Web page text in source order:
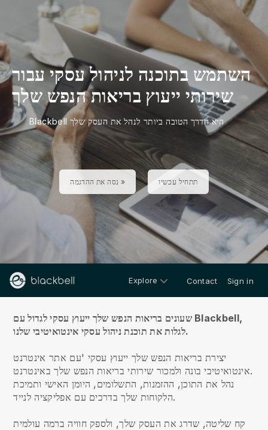
השתמש בתוכנה לניהול עסקי עבור
שירותי ייעוץ בריאות הנפש שלך
Blackbell היא הדרך הטובה ביותר לנהל את העסק שלך
נסה את ההדגמה » תתחיל עכשיו
Explore Contact Sign in
שעונים בריאות הנפש שלך ייעוץ עסקי לגדול עם Blackbell,
לגלות את תוכנת ניהול עסקי אינטואיטיבי שלנו.
יצירת בריאות הנפש שלך ייעוץ עסקי 'עם אתר אינטרנט
אינטואיטיבי בונה ולמכור שירותי בריאות הנפש שלך באינטרנט.
נהל את התוכן, ההזמנות, התשלומים, היומן האישי ותמיכת
הלקוחות שלך בדרכים עם אפליקציה לנייד.
קח שליטה, שדרג את העסק שלך, ולספק חוויה ברמה עולמית